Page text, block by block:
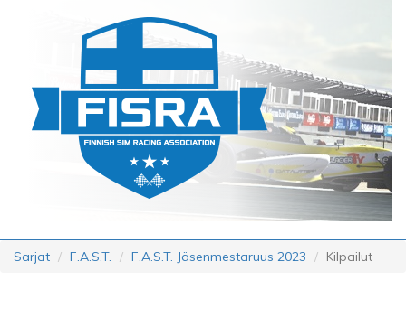
Sarjat F.A.S.T. F.A.S.T. Jäsenmestaruus 2023 Kilpailut